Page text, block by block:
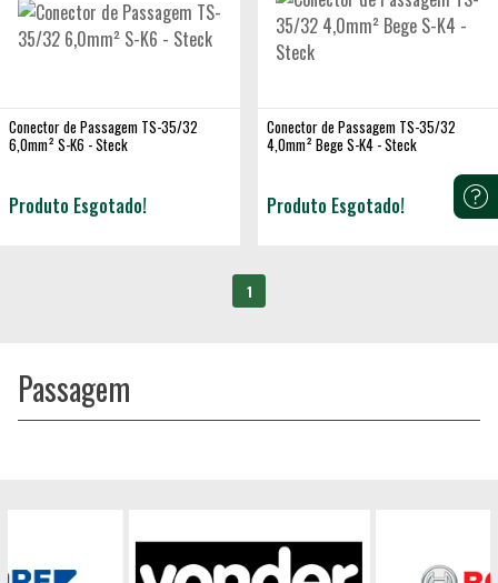
Conector de Passagem TS-35/32
6,0mm² S-K6 - Steck
Produto Esgotado!
Conector de Passagem TS-35/32
4,0mm² Bege S-K4 - Steck
Produto Esgotado!
1
Passagem